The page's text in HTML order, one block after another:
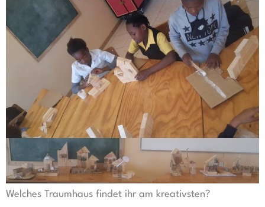
Welches Traumhaus findet ihr am kreativsten?